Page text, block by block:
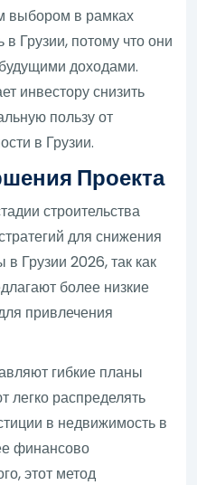
выбором в рамках
Грузии, потому что они
доходами.
инвестору снизить
пользу от
в Грузии.
Проекта
строительства
для снижения
в Грузии 2026, так как
более низкие
привлечения
гибкие планы
легко распределять
в недвижимость в
финансово
этот метод